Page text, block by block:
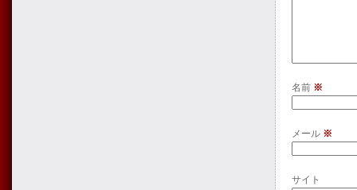
名前 ※
メール ※
サイト